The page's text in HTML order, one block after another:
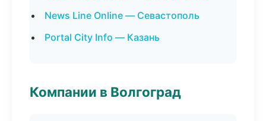
News Line Online — Севастополь
Portal City Info — Казань
Компании в Волгоград